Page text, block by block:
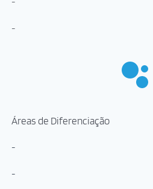
-
-
Áreas de Diferenciação
-
-